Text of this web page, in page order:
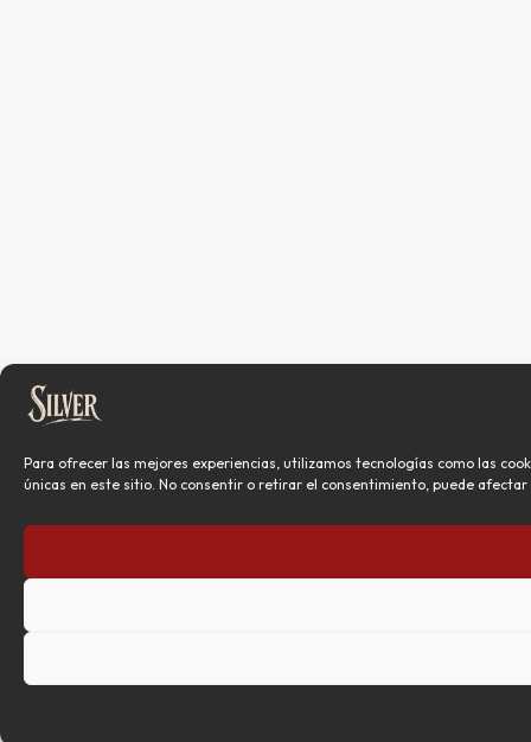
Para ofrecer las mejores experiencias, utilizamos tecnologías como las
únicas en este sitio. No consentir o retirar el consentimiento, puede